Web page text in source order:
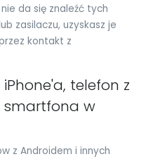
da się znaleźć tych
zasilaczu, uzyskasz je
kontakt z
telefon z
smartfona w
z Androidem i innych